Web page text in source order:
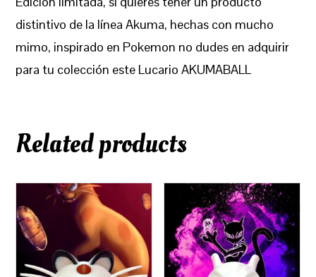
distintivo de la línea Akuma, hechas con mucho
mimo, inspirado en Pokemon no dudes en adquirir
para tu colección este Lucario AKUMABALL
Related products